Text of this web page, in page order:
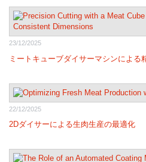
23/12/2025
ミートキューブダイサーマシンによる
22/12/2025
2Dダイサーによる生肉生産の最適化